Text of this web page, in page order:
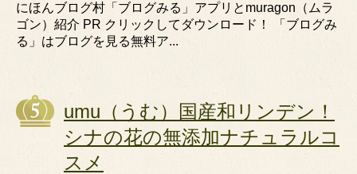
にほんブログ村「ブログみる」アプリとmuragon（ムラ
ゴン）紹介 PR クリックしてダウンロード！ 「ブログみ
る」はブログを見る無料ア...
umu（うむ）国産和リンデン！
シナの花の無添加ナチュラルコ
スメ